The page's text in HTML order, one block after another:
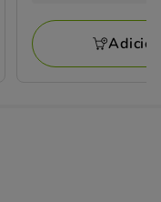
avaliações
56.96€